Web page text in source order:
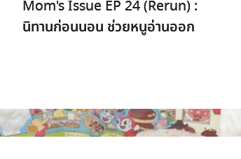
Mom's Issue EP 24 (Rerun) :
นิทานก่อนนอน ช่วยหนูอ่านออก